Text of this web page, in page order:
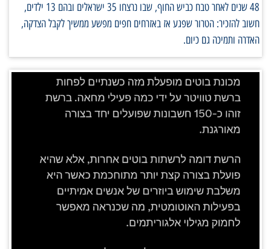
48 שנים לאחר טבח כביש החוף, שבו נרצחו 35 ישראלים ובהם 13 ילדים,
חשוב להזכיר: הטרור שפגע אז באזרחים חפים מפשע ממשיך לקבל הצדקה,
האדרה ותמיכה גם כיום.